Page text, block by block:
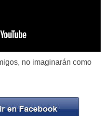
no imaginarán como